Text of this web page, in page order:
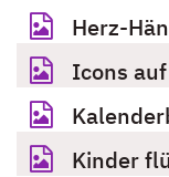
Herz-
Icons
Kinder